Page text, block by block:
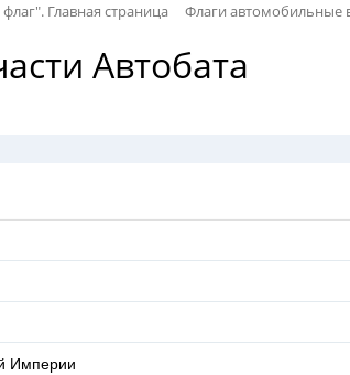
Главная страница Флаги автомобильные
Автобата
Империи